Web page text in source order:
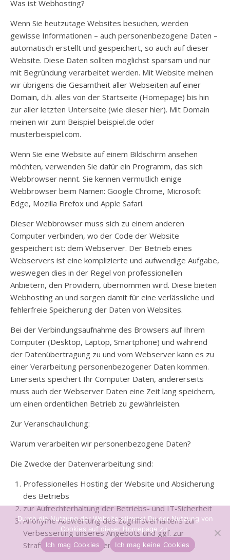
Was ist Webhosting?
Wenn Sie heutzutage Websites besuchen, werden
gewisse Informationen – auch personenbezogene Daten –
automatisch erstellt und gespeichert, so auch auf dieser
Website. Diese Daten sollten möglichst sparsam und nur
mit Begründung verarbeitet werden. Mit Website meinen
wir übrigens die Gesamtheit aller Webseiten auf einer
Domain, d.h. alles von der Startseite (Homepage) bis hin
zur aller letzten Unterseite (wie dieser hier). Mit Domain
meinen wir zum Beispiel beispiel.de oder
musterbeispiel.com.
Wenn Sie eine Website auf einem Bildschirm ansehen
möchten, verwenden Sie dafür ein Programm, das sich
Webbrowser nennt. Sie kennen vermutlich einige
Webbrowser beim Namen: Google Chrome, Microsoft
Edge, Mozilla Firefox und Apple Safari.
Dieser Webbrowser muss sich zu einem anderen
Computer verbinden, wo der Code der Website
gespeichert ist: dem Webserver. Der Betrieb eines
Webservers ist eine komplizierte und aufwendige Aufgabe,
weswegen dies in der Regel von professionellen
Anbietern, den Providern, übernommen wird. Diese bieten
Webhosting an und sorgen damit für eine verlässliche und
fehlerfreie Speicherung der Daten von Websites.
Bei der Verbindungsaufnahme des Browsers auf Ihrem
Computer (Desktop, Laptop, Smartphone) und während
der Datenübertragung zu und vom Webserver kann es zu
einer Verarbeitung personenbezogener Daten kommen.
Einerseits speichert Ihr Computer Daten, andererseits
muss auch der Webserver Daten eine Zeit lang speichern,
um einen ordentlichen Betrieb zu gewährleisten.
Zur Veranschaulichung:
Warum verarbeiten wir personenbezogene Daten?
Die Zwecke der Datenverarbeitung sind:
Professionelles Hosting der Website und Absicherung
des Betriebs
zur Aufrechterhaltung der Betriebs- und IT-Sicherheit
Anonyme Auswertung des Zugriffsverhaltens zur
Verbesserung unseres Angebots und ggf. zur
Strafverfolgung bzw. Verfolgung von Ansprüchen
Durch die Nutzung der Website stimmst Du der Nutzung von
Cookies auf dieser Homepage zu.
Ich mag Cookies
Ich mag keine Cookies